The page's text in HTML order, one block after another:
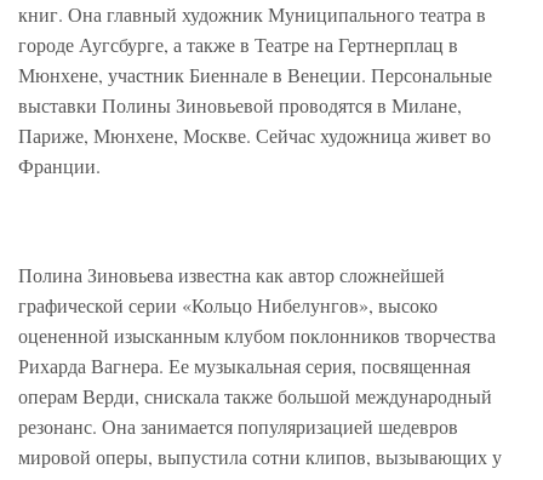
книг. Она главный художник Муниципального театра в
городе Аугсбурге, а также в Театре на Гертнерплац в
Мюнхене, участник Биеннале в Венеции. Персональные
выставки Полины Зиновьевой проводятся в Милане,
Париже, Мюнхене, Москве. Сейчас художница живет во
Франции.
Полина Зиновьева известна как автор сложнейшей
графической серии «Кольцо Нибелунгов», высоко
оцененной изысканным клубом поклонников творчества
Рихарда Вагнера. Ее музыкальная серия, посвященная
операм Верди, снискала также большой международный
резонанс. Она занимается популяризацией шедевров
мировой оперы, выпустила сотни клипов, вызывающих у